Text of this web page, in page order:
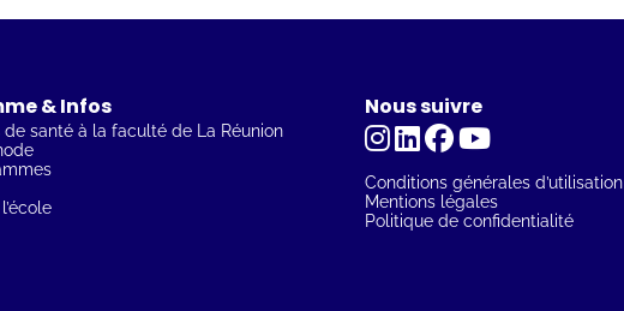
& Infos
de santé à la faculté de La Réunion
Nous suivre
Conditions générales d’utilisation
Mentions légales
Politique de confidentialité